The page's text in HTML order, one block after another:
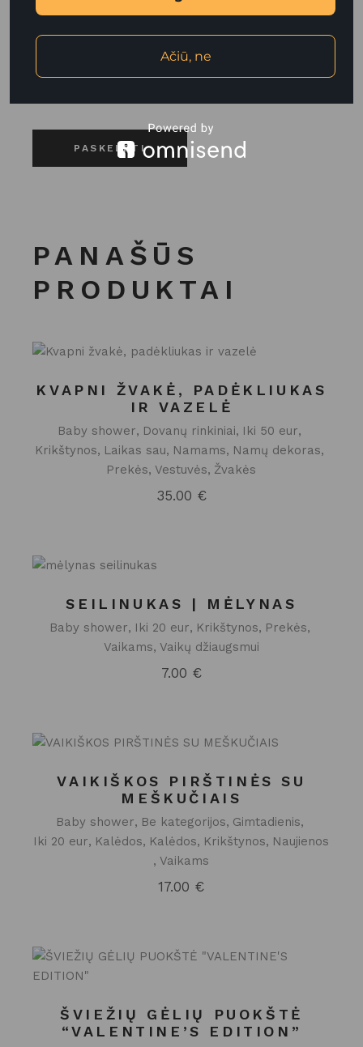
Noriu savo interneto naršyklėje išsaugoti vardą,
el. pašto adresą ir interneto puslapį, kad jų
PASKELBTI
PANAŠŪS
PRODUKTAI
KVAPNI ŽVAKĖ, PADĖKLIUKAS
IR VAZELĖ
Baby shower Dovanų rinkiniai
Iki 50 eur
Krikštynos
Laikas sau Namams
Namų dekoras
Prekės Vestuvės Žvakės
35.00 €
SEILINUKAS | MĖLYNAS
Baby shower Iki 20 eur Krikštynos
Prekės
Vaikams Vaikų džiaugsmui
7.00 €
VAIKIŠKOS PIRŠTINĖS SU
MEŠKUČIAIS
Baby shower Be kategorijos Gimtadienis
Iki 20 eur
Kalėdos Kalėdos Krikštynos
Naujienos
Vaikams
17.00 €
ŠVIEŽIŲ GĖLIŲ PUOKŠTĖ
“VALENTINE’S EDITION”
Ačiū, ne